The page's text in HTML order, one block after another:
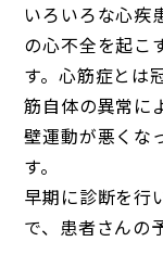
いろいろな心疾
の心不全を起こ
す。心筋症とは
筋自体の異常に
壁運動が悪くな
す。
早期に診断を行
で、患者さんの